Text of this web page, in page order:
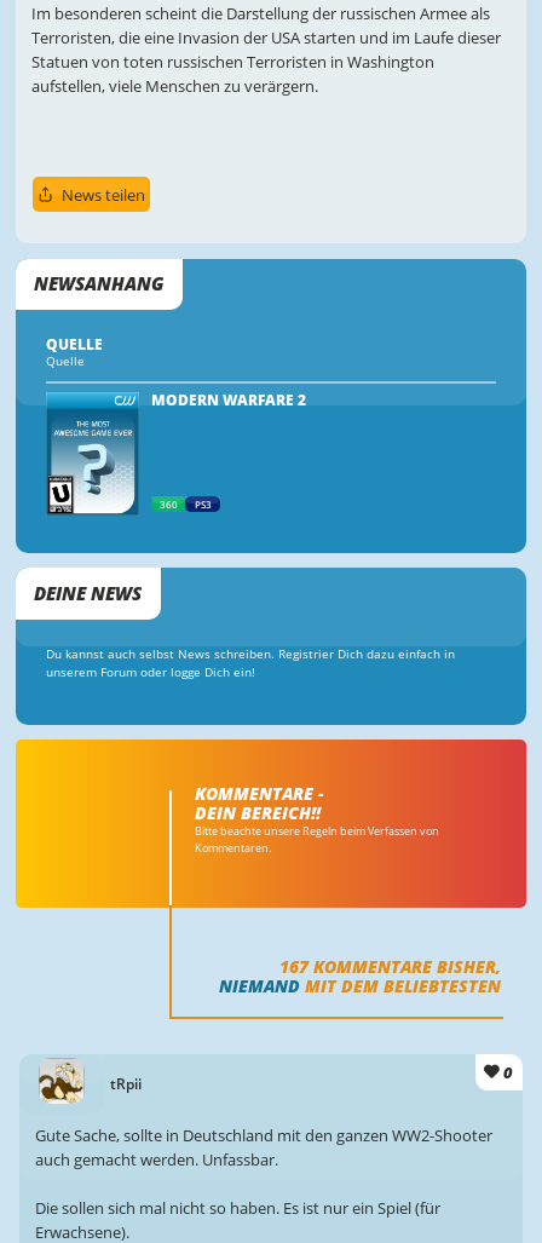
Im besonderen scheint die Darstellung der russischen Armee als
Terroristen, die eine Invasion der USA starten und im Laufe dieser
Statuen von toten russischen Terroristen in Washington
aufstellen, viele Menschen zu verärgern.
News teilen
NEWSANHANG
QUELLE
Quelle
MODERN WARFARE 2
360 PS3
DEINE NEWS
Du kannst auch selbst News schreiben. Registrier Dich dazu einfach in
unserem Forum oder logge Dich ein!
KOMMENTARE -
DEIN BEREICH!!
Bitte beachte unsere Regeln beim Verfassen von
Kommentaren.
167KOMMENTARE BISHER,
NIEMAND MIT DEM BELIEBTESTEN
tRpii
0
Gute Sache, sollte in Deutschland mit den ganzen WW2-Shooter
auch gemacht werden. Unfassbar.
Die sollen sich mal nicht so haben. Es ist nur ein Spiel (für
Erwachsene).